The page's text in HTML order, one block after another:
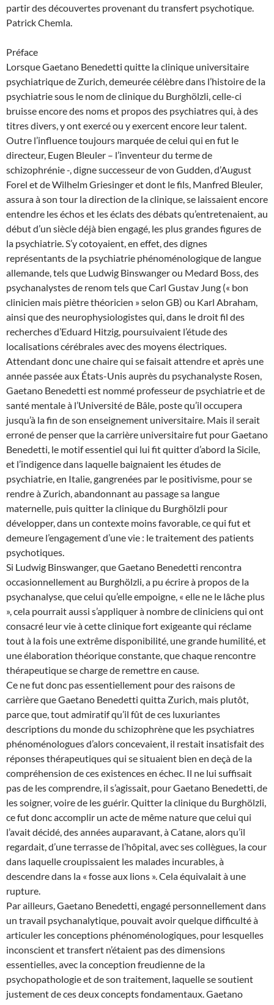
partir des découvertes provenant du transfert psychotique.
Patrick Chemla.
Préface
Lorsque Gaetano Benedetti quitte la clinique universitaire
psychiatrique de Zurich, demeurée célèbre dans l’histoire de la
psychiatrie sous le nom de clinique du Burghölzli, celle-ci
bruisse encore des noms et propos des psychiatres qui, à des
titres divers, y ont exercé ou y exercent encore leur talent.
Outre l’influence toujours marquée de celui qui en fut le
directeur, Eugen Bleuler – l’inventeur du terme de
schizophrénie -, digne successeur de von Gudden, d’August
Forel et de Wilhelm Griesinger et dont le fils, Manfred Bleuler,
assura à son tour la direction de la clinique, se laissaient encore
entendre les échos et les éclats des débats qu’entretenaient, au
début d’un siècle déjà bien engagé, les plus grandes figures de
la psychiatrie. S’y cotoyaient, en effet, des dignes
représentants de la psychiatrie phénoménologique de langue
allemande, tels que Ludwig Binswanger ou Medard Boss, des
psychanalystes de renom tels que Carl Gustav Jung (« bon
clinicien mais piètre théoricien » selon GB) ou Karl Abraham,
ainsi que des neurophysiologistes qui, dans le droit fil des
recherches d’Eduard Hitzig, poursuivaient l’étude des
localisations cérébrales avec des moyens électriques.
Attendant donc une chaire qui se faisait attendre et après une
année passée aux États-Unis auprès du psychanalyste Rosen,
Gaetano Benedetti est nommé professeur de psychiatrie et de
santé mentale à l’Université de Bâle, poste qu’il occupera
jusqu’à la fin de son enseignement universitaire. Mais il serait
erroné de penser que la carrière universitaire fut pour Gaetano
Benedetti, le motif essentiel qui lui fit quitter d’abord la Sicile,
et l’indigence dans laquelle baignaient les études de
psychiatrie, en Italie, gangrenées par le positivisme, pour se
rendre à Zurich, abandonnant au passage sa langue
maternelle, puis quitter la clinique du Burghölzli pour
développer, dans un contexte moins favorable, ce qui fut et
demeure l’engagement d’une vie : le traitement des patients
psychotiques.
Si Ludwig Binswanger, que Gaetano Benedetti rencontra
occasionnellement au Burghölzli, a pu écrire à propos de la
psychanalyse, que celui qu’elle empoigne, « elle ne le lâche plus
», cela pourrait aussi s’appliquer à nombre de cliniciens qui ont
consacré leur vie à cette clinique fort exigeante qui réclame
tout à la fois une extrême disponibilité, une grande humilité, et
une élaboration théorique constante, que chaque rencontre
thérapeutique se charge de remettre en cause.
Ce ne fut donc pas essentiellement pour des raisons de
carrière que Gaetano Benedetti quitta Zurich, mais plutôt,
parce que, tout admiratif qu’il fût de ces luxuriantes
descriptions du monde du schizophrène que les psychiatres
phénoménologues d’alors concevaient, il restait insatisfait des
réponses thérapeutiques qui se situaient bien en deçà de la
compréhension de ces existences en échec. Il ne lui suffisait
pas de les comprendre, il s’agissait, pour Gaetano Benedetti, de
les soigner, voire de les guérir. Quitter la clinique du Burghölzli,
ce fut donc accomplir un acte de même nature que celui qui
l’avait décidé, des années auparavant, à Catane, alors qu’il
regardait, d’une terrasse de l’hôpital, avec ses collègues, la cour
dans laquelle croupissaient les malades incurables, à
descendre dans la « fosse aux lions ». Cela équivalait à une
rupture.
Par ailleurs, Gaetano Benedetti, engagé personnellement dans
un travail psychanalytique, pouvait avoir quelque difficulté à
articuler les conceptions phénoménologiques, pour lesquelles
inconscient et transfert n’étaient pas des dimensions
essentielles, avec la conception freudienne de la
psychopathologie et de son traitement, laquelle se soutient
justement de ces deux concepts fondamentaux. Gaetano